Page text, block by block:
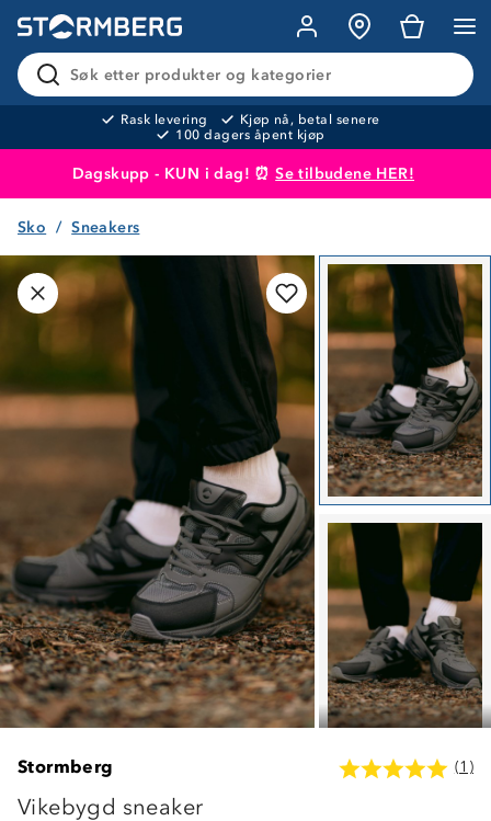
Søk etter produkter og kategorier
Rask levering
Kjøp nå, betal senere
100 dagers åpent kjøp
Dagskupp - KUN i dag! ⏰Se tilbudene HER!
Produktet er lagt i handlekurven
Sko Sneakers
Stormberg (1)
Vikebygd sneaker